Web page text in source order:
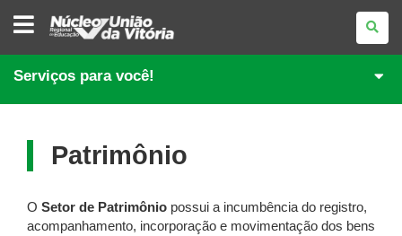
NÚCLEO
REGIONAL
EDUCAÇÃO
DE
UNIÃO
VITÓRIA
Serviços para você!
Patrimônio
O Setor de Patrimônio possui a incumbência do registro,
acompanhamento, incorporação e movimentação dos bens